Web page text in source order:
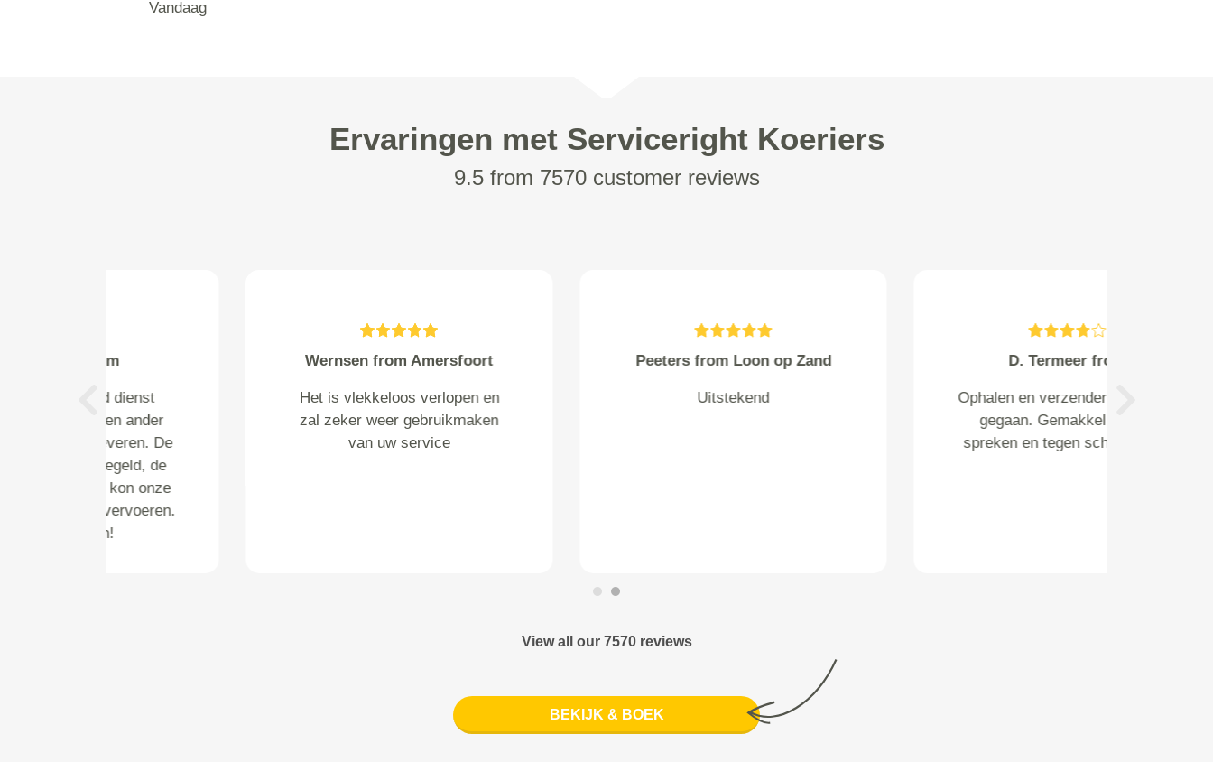
Vandaag
Ervaringen met Serviceright Koeriers
9.5 from 7570 customer reviews
Wernsen from Amersfoort
Het is vlekkeloos verlopen en
zal zeker weer gebruikmaken
Peeters from Loon op Zand
Ophalen en verzenden is perfect
gegaan. Gemakkelijk af te
spreken en tegen scherpe prijs
View all our 7570 reviews
BEKIJK & BOEK